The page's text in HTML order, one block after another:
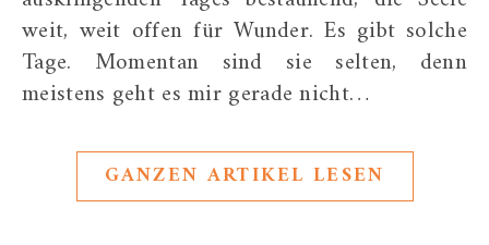
weit, weit offen für Wunder. Es gibt solche
Tage. Momentan sind sie selten, denn
meistens geht es mir gerade nicht…
GANZEN ARTIKEL LESEN